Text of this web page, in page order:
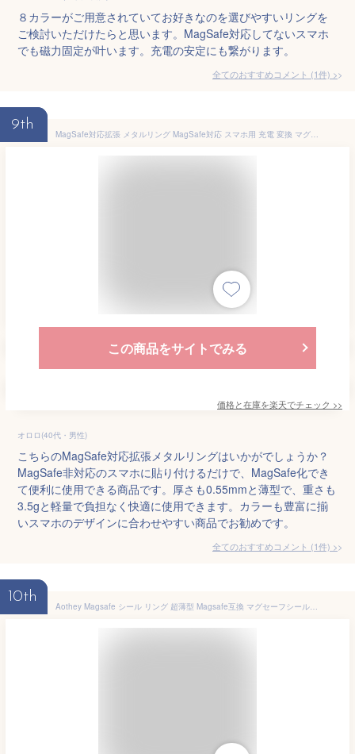
８カラーがご用意されていてお好きなのを選びやすいリングを
ご検討いただけたらと思います。MagSafe対応してないスマホ
でも磁力固定が叶います。充電の安定にも繋がります。
全てのおすすめコメント (1件) >
9th
MagSafe対応拡張 メタルリング MagSafe対応 スマホ用 充電 変換 マグセーフ シール メタル リング 金属 9色 車載 スマートフォン アイフォン galaxy アルミニウム合金 リングシール Android iPhone 14 iPhone13 iPhone12 MagSafe対応金属製リングステッカー magsafe リング
この商品をサイトでみる
価格と在庫を楽天でチェック >>
オロロ(40代・男性)
こちらのMagSafe対応拡張メタルリングはいかがでしょうか？
MagSafe非対応のスマホに貼り付けるだけで、MagSafe化でき
て便利に使用できる商品です。厚さも0.55mmと薄型で、重さも
3.5gと軽量で負担なく快適に使用できます。カラーも豊富に揃
いスマホのデザインに合わせやすい商品でお勧めです。
全てのおすすめコメント (1件) >
10th
Aothey Magsafe シール リング 超薄型 Magsafe互換 マグセーフシール付き 通用 Magsafeアクセサリー対応 磁気増強 ワイヤレス充電対応 3個ブラック + 3個シルバー